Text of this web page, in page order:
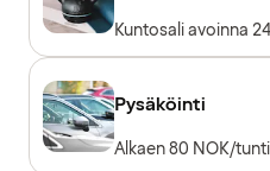
Kuntosali avoinna
lainaksi,
Pysäköinti
Alkaen 80 NOK/tunti